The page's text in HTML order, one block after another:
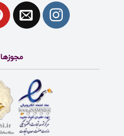
مجوزها